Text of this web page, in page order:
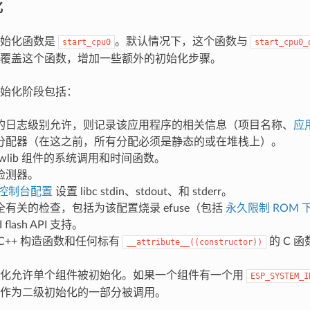
化函数是 start_cpu0 。默认情况下，这个函数与
盖这个函数，增加一些额外的初始化步骤。
化阶段包括：
日志级别允许，则记录该应用程序的相关信息（项目名称、 应
配器（在这之前，所有分配必须是静态的或在堆栈上）。
组件的系统调用和时间函数。
器。
制台配置 设置 libc stdin、stdout、和 stderr。
有关的检查，包括为该配置烧录 efuse（包括 永久限制 ROM
flash API 支持。
构造函数和任何标有
__attribute__((constructor)) 的 C 函
允许单个组件被初始化。如果一个组件有一个用
为二级初始化的一部分被调用。